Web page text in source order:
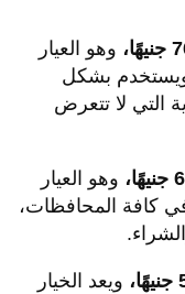
وهو العيار
بأعلى درجة نقاء (999.9) ويستخدم بشكل
التي لا تتعرض
وهو العيار
في كافة المحافظات،
ويعد الخيار